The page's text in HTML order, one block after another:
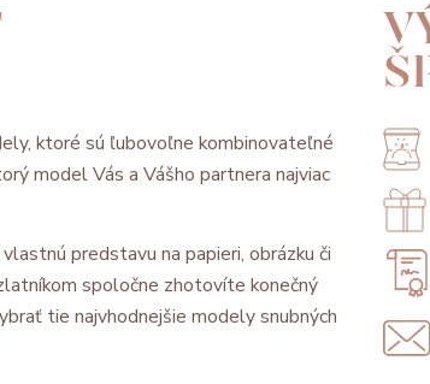
ktoré sú ľubovoľne kombinovateľné
model Vás a Vášho partnera najviac
predstavu na papieri, obrázku či
spoločne zhotovíte konečný
tie najvhodnejšie modely snubných